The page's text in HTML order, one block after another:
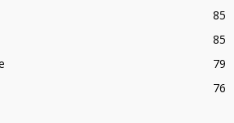
85
85
79
76